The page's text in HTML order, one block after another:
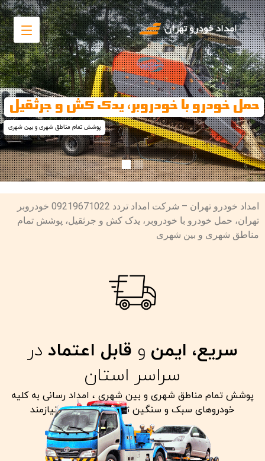
حمل خودرو با خودروبر، یدک کش و جرثقیل
پوشش تمام مناطق شهری و بین شهری
امداد خودرو تهران – شرکت امداد تردد 09219671022 خودروبر
تهران، حمل خودرو با خودروبر، یدک کش و جرثقیل، پوشش تمام
مناطق شهری و بین شهری
سریع، ایمن و قابل اعتماد در
سراسر استان
پوشش تمام مناطق شهری و بین شهری ، امداد رسانی به کلیه
خودروهای سبک و سنگین تصادفی معیوب و نیازمند